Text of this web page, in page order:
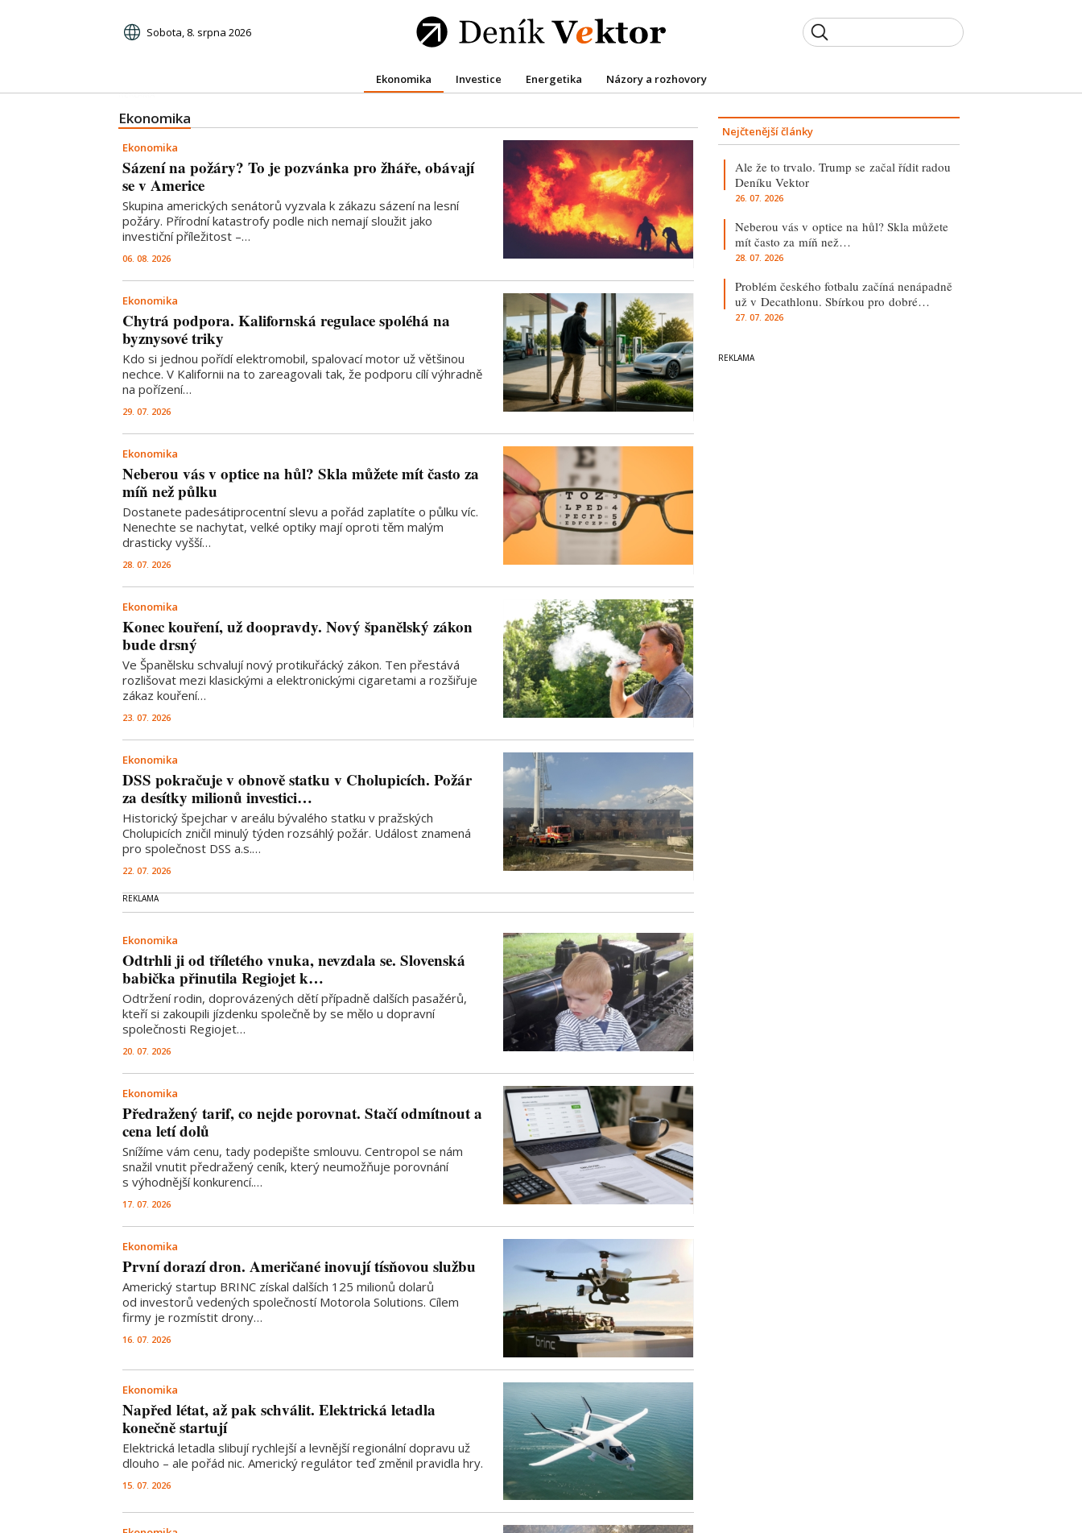
Sobota, 8. srpna 2026
Ekonomika Investice Energetika Názory a rozhovory
Ekonomika
Ekonomika
Sázení na požáry? To je pozvánka pro žháře, obávají
se v Americe
Skupina amerických senátorů vyzvala k zákazu sázení na lesní
požáry. Přírodní katastrofy podle nich nemají sloužit jako
investiční příležitost –…
06. 08. 2026
Ekonomika
Chytrá podpora. Kalifornská regulace spoléhá na
byznysové triky
Kdo si jednou pořídí elektromobil, spalovací motor už většinou
nechce. V Kalifornii na to zareagovali tak, že podporu cílí výhradně
na pořízení…
29. 07. 2026
Ekonomika
Neberou vás v optice na hůl? Skla můžete mít často za
míň než půlku
Dostanete padesátiprocentní slevu a pořád zaplatíte o půlku víc.
Nenechte se nachytat, velké optiky mají oproti těm malým
drasticky vyšší…
28. 07. 2026
Ekonomika
Konec kouření, už doopravdy. Nový španělský zákon
bude drsný
Ve Španělsku schvalují nový protikuřácký zákon. Ten přestává
rozlišovat mezi klasickými a elektronickými cigaretami a rozšiřuje
zákaz kouření…
23. 07. 2026
Ekonomika
DSS pokračuje v obnově statku v Cholupicích. Požár
za desítky milionů investici…
Historický špejchar v areálu bývalého statku v pražských
Cholupicích zničil minulý týden rozsáhlý požár. Událost znamená
pro společnost DSS a.s.…
22. 07. 2026
Ekonomika
Odtrhli ji od tříletého vnuka, nevzdala se. Slovenská
babička přinutila Regiojet k…
Odtržení rodin, doprovázených dětí případně dalších pasažérů,
kteří si zakoupili jízdenku společně by se mělo u dopravní
společnosti Regiojet…
20. 07. 2026
Ekonomika
Předražený tarif, co nejde porovnat. Stačí odmítnout a
cena letí dolů
Snížíme vám cenu, tady podepište smlouvu. Centropol se nám
snažil vnutit předražený ceník, který neumožňuje porovnání
s výhodnější konkurencí.…
17. 07. 2026
Ekonomika
První dorazí dron. Američané inovují tísňovou službu
Americký startup BRINC získal dalších 125 milionů dolarů
od investorů vedených společností Motorola Solutions. Cílem
firmy je rozmístit drony…
16. 07. 2026
Ekonomika
Napřed létat, až pak schválit. Elektrická letadla
konečně startují
Elektrická letadla slibují rychlejší a levnější regionální dopravu už
dlouho – ale pořád nic. Americký regulátor teď změnil pravidla hry.
15. 07. 2026
Nejčtenější články
Ale že to trvalo. Trump se začal řídit radou
Deníku Vektor
26. 07. 2026
Neberou vás v optice na hůl? Skla můžete
mít často za míň než…
28. 07. 2026
Problém českého fotbalu začíná nenápadně
už v Decathlonu. Sbírkou pro dobré…
27. 07. 2026